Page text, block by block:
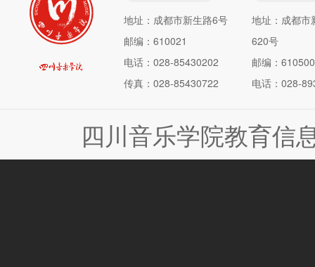
地址：成都市新生路6号
邮编：610021
电话：028-85430202
传真：028-85430722
地址：成都市
620号
邮编：610500
电话：028-
四川音乐学院教育